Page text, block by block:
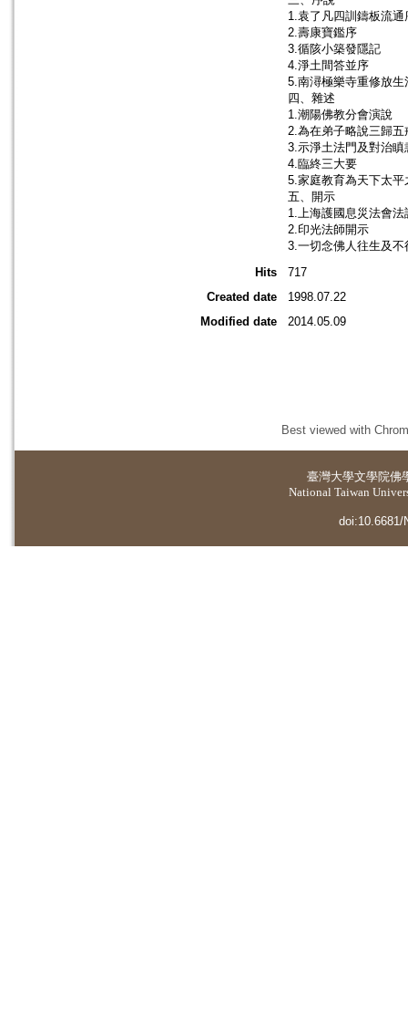
1.袁了凡四訓鑄板流通
2.壽康寶鑑序
3.循陔小築發隱記
4.淨土間答並序
5.南潯極樂寺重修放生
四、雜述
1.潮陽佛教分會演說
2.為在弟子略說三歸五
3.示淨土法門及對治瞋
4.臨終三大要
5.家庭教育為天下太平
五、開示
1.上海護國息災法會法
2.印光法師開示
3.一切念佛人往生及不
Hits
717
Created date
1998.07.22
Modified date
2014.05.09
Best viewed with
臺灣大學文學院佛
National Taiwan
doi:10.6681/